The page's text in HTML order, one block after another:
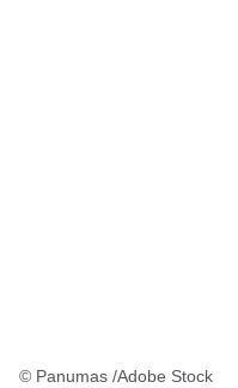
© Panumas /Adobe Stock